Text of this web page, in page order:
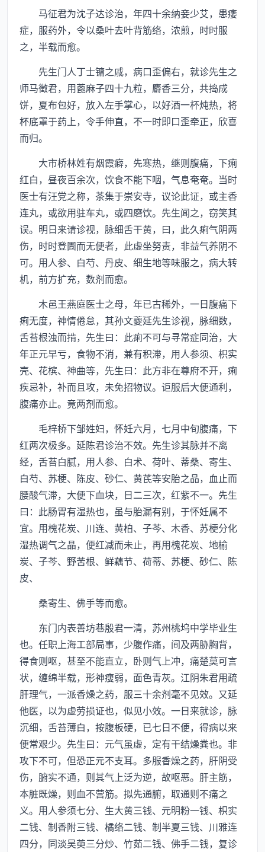
马征君为沈子达诊治，年四十余纳妾少艾，患痿
症，服药外，令以桑叶去叶背筋络，浓煎，时时服
之，半载而愈。
先生门人丁士镛之戚，病口歪偏右，就诊先生之
师马徵君，用蓖麻子四十九粒，麝香三分，共捣成
饼，夏布包好，放入左手掌心，以好酒一杯炖热，将
杯底罩于药上，令手伸直，不一时即口歪牵正，欣喜
而归。
大市桥林姓有烟霞癖，先寒热，继则腹痛，下痢
红白，昼夜百余次，饮食不能下咽，气息奄奄。当时
医士有汪党之称，茶集于崇安寺，议论此证，或主香
连丸，或欲用驻车丸，或四磨饮。先生闻之，窃笑其
误。明日来请诊视，脉细舌干黄，曰，此久痢气阴两
伤，时时登圊而无便者，此虚坐努责，非益气养阴不
可。用人参、白芍、丹皮、细生地等味服之，病大转
机，前方扩充，数剂而愈。
木邑王燕庭医士之母，年已古稀外，一日腹痛下
痢无度，神情倦怠，其孙文夔延先生诊视，脉细数，
舌苔根浊而掯，先生曰：此痢不可与寻常症同治，大
年正元早亏，食物不消，兼有积滞，用人参须、枳实
壳、花槟、神曲等，先生曰：此方非在尊府不开，痢
疾忌补，补而且攻，未免招物议。讵服后大便通利，
腹痛亦止。竟两剂而愈。
毛梓桥下邹姓妇，怀妊六月，七月中旬腹痛，下
红两次极多。延陈君诊治不效。先生诊其脉并不离
经，舌苔白腻，用人参、白术、荷叶、蒂桑、寄生、
白芍、苏梗、陈皮、砂仁、黄芪等安胎之品，血止而
腰酸气滞，大便下血块，日二三次，红紫不一。先生
曰：此肠胃有湿热也，虽与胎漏有别，于怀妊属不
宜。用槐花炭、川连、黄柏、子芩、木香、苏梗分化
湿热调气之晶，便红减而未止，再用槐花炭、地榆
炭、子芩、野苦根、鲜藕节、荷蒂、苏梗、砂仁、陈
皮、
桑寄生、佛手等而愈。
东门内表善坊巷殷君一清，苏州桃坞中学毕业生
也。任职上海工部局事，少腹作痛，间及两胁胸背，
得食则呕，甚至不能直立，卧则气上冲，痛楚莫可言
状，缠绵半载，形神瘦弱，面色青灰。江阴朱君用疏
肝理气，一派香燥之药，服三十余剂毫不见效。又延
他医，以为虚劳损证也，似见小效。一日来就诊，脉
沉细，舌苔薄白，按腹板硬，已七日不便，得病以来
便常艰少。先生曰：元气虽虚，定有干结燥粪也。非
攻下不可，但恐正元不支耳。多服香燥之药，肝阴受
伤，腑实不通，则其气上泛为逆，故呕恶。肝主筋，
本脏既燥，则血不营筋。拟先通腑，取通则不痛之
义。用人参须七分、生大黄三钱、元明粉一钱、枳实
二钱、制香附三钱、橘络二钱、制半夏三钱、川雅连
四分，同淡吴萸三分炒、竹茹二钱、佛手二钱，复诊